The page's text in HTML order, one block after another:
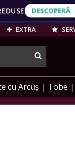
VEZI
DESCOPERĂ
DESCOPERĂ
EXTRA
cu Arcuș Tobe